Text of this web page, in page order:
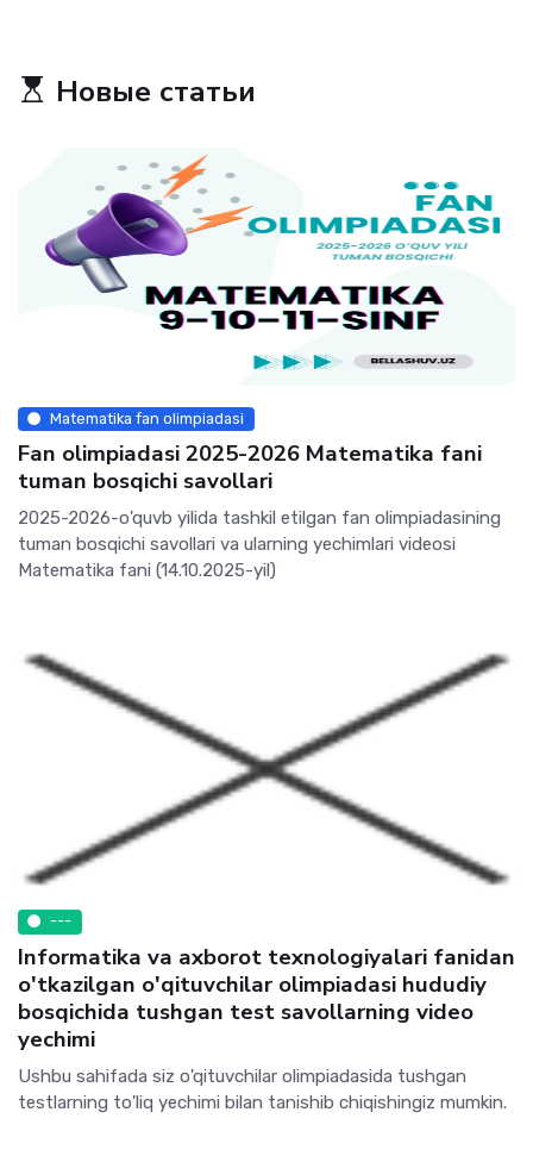
Новые статьи
Matematika fan olimpiadasi
Fan olimpiadasi 2025-2026 Matematika fani
tuman bosqichi savollari
2025-2026-o'quvb yilida tashkil etilgan fan olimpiadasining
tuman bosqichi savollari va ularning yechimlari videosi
Matematika fani (14.10.2025-yil)
---
Informatika va axborot texnologiyalari fanidan
o'tkazilgan o'qituvchilar olimpiadasi hududiy
bosqichida tushgan test savollarning video
yechimi
Ushbu sahifada siz o'qituvchilar olimpiadasida tushgan
testlarning to'liq yechimi bilan tanishib chiqishingiz mumkin.